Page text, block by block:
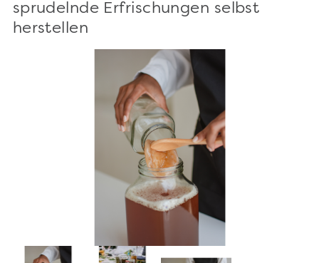
sprudelnde Erfrischungen selbst
herstellen